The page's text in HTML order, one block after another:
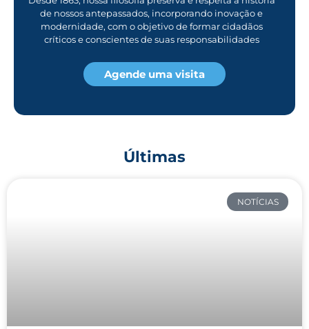
de nossos antepassados, incorporando inovação e
modernidade, com o objetivo de formar cidadãos
críticos e conscientes de suas responsabilidades
Agende uma visita
Últimas
NOTÍCIAS